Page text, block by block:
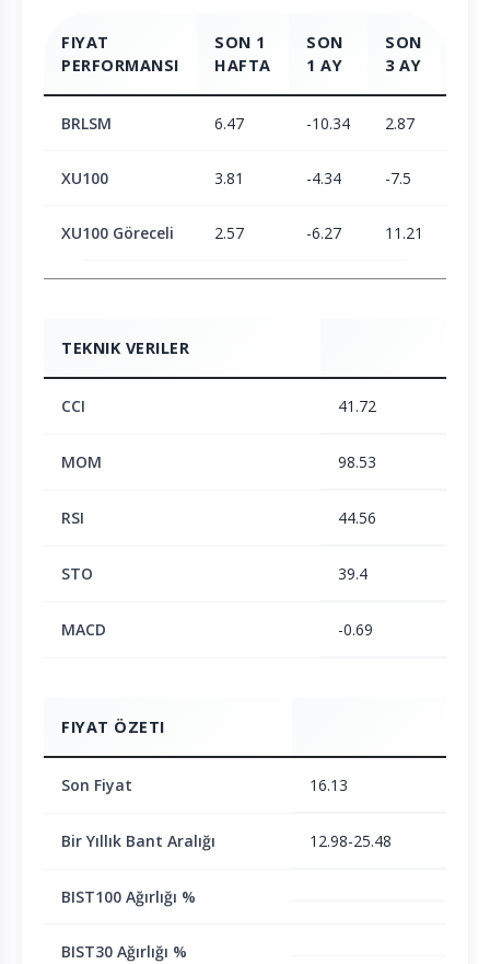
FIYAT
PERFORMANSI
SON 1
HAFTA
SON
1 AY
SON
3 AY
BRLSM 6.47 -10.34 2.87
XU100 3.81 -4.34 -7.5
XU100 Göreceli 2.57 -6.27 11.21
TEKNIK VERILER
CCI 41.72
MOM 98.53
RSI 44.56
STO 39.4
MACD -0.69
FIYAT ÖZETI
Son Fiyat 16.13
Bir Yıllık Bant Aralığı 12.98-25.48
BIST100 Ağırlığı %
BIST30 Ağırlığı %